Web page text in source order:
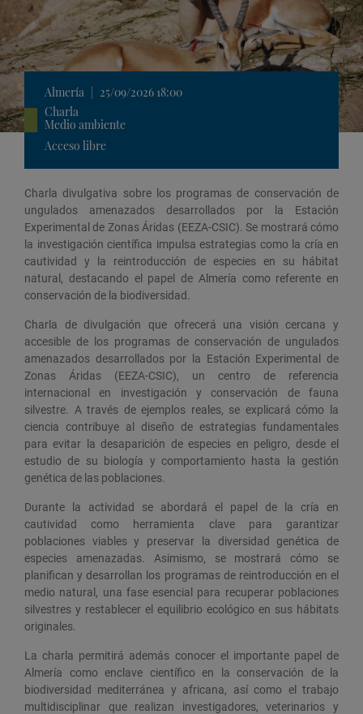
Almería
25/09/2026 18:00
Charla
Medio ambiente
Acceso libre
Charla divulgativa sobre los programas de conservación de
ungulados amenazados desarrollados por la Estación
Experimental de Zonas Áridas (EEZA-CSIC). Se mostrará cómo
la investigación científica impulsa estrategias como la cría en
cautividad y la reintroducción de especies en su hábitat
natural, destacando el papel de Almería como referente en
conservación de la biodiversidad.
Charla de divulgación que ofrecerá una visión cercana y
accesible de los programas de conservación de ungulados
amenazados desarrollados por la Estación Experimental de
Zonas Áridas (EEZA-CSIC), un centro de referencia
internacional en investigación y conservación de fauna
silvestre. A través de ejemplos reales, se explicará cómo la
ciencia contribuye al diseño de estrategias fundamentales
para evitar la desaparición de especies en peligro, desde el
estudio de su biología y comportamiento hasta la gestión
genética de las poblaciones.
Durante la actividad se abordará el papel de la cría en
cautividad como herramienta clave para garantizar
poblaciones viables y preservar la diversidad genética de
especies amenazadas. Asimismo, se mostrará cómo se
planifican y desarrollan los programas de reintroducción en el
medio natural, una fase esencial para recuperar poblaciones
silvestres y restablecer el equilibrio ecológico en sus hábitats
originales.
La charla permitirá además conocer el importante papel de
Almería como enclave científico en la conservación de la
biodiversidad mediterránea y africana, así como el trabajo
multidisciplinar que realizan investigadores, veterinarios y